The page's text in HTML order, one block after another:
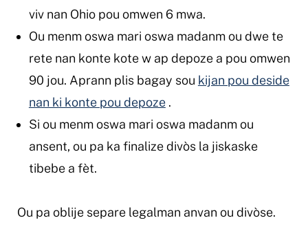
viv nan Ohio pou omwen 6 mwa.
Ou menm oswa mari oswa madanm ou dwe te
rete nan konte kote w ap depoze a pou omwen
90 jou. Aprann plis bagay sou kijan pou deside
nan ki konte pou depoze.
Si ou menm oswa mari oswa madanm ou
ansent, ou pa ka finalize divòs la jiskaske
tibebe a fèt.
Ou pa oblije separe legalman anvan ou divòse.